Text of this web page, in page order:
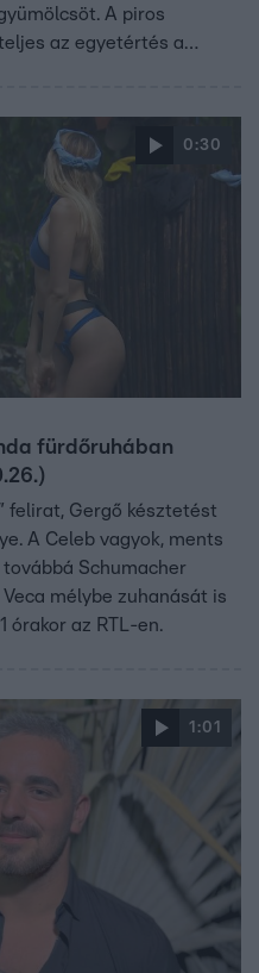
A piros
az egyetértés a
0:30
fürdőruhában
felirat, Gergő késztetést
A Celeb vagyok, ments
Schumacher
mélybe zuhanását is
órakor az RTL-en.
1:01